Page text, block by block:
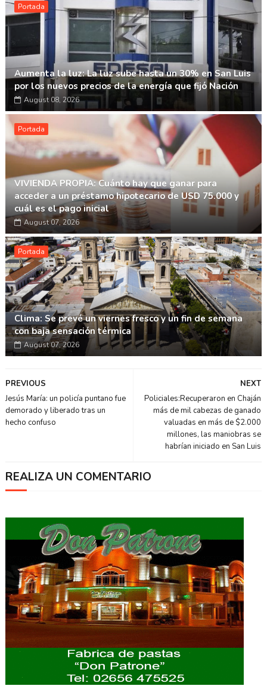
Portada
Aumenta la luz: La luz sube hasta un 30% en San Luis
por los nuevos precios de la energía que fijó Nación
August 08, 2026
Portada
VIVIENDA PROPIA: Cuánto hay que ganar para
acceder a un préstamo hipotecario de USD 75.000 y
cuál es el pago inicial
August 07, 2026
Portada
Clima: Se prevé un viernes fresco y un fin de semana
con baja sensación térmica
August 07, 2026
NEXT
Policiales:Recuperaron en Chaján
más de mil cabezas de ganado
valuadas en más de $2.000
millones, las maniobras se
habrían iniciado en San Luis
PREVIOUS
Jesús María: un policía puntano fue
demorado y liberado tras un
hecho confuso
REALIZA UN COMENTARIO